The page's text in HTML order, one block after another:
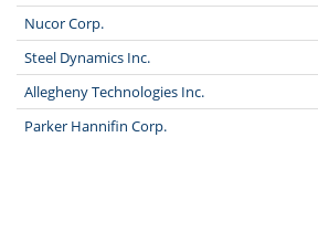
Nucor Corp.
Steel Dynamics Inc.
Allegheny Technologies Inc.
Parker Hannifin Corp.